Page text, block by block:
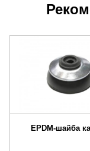
EPDM-шайба